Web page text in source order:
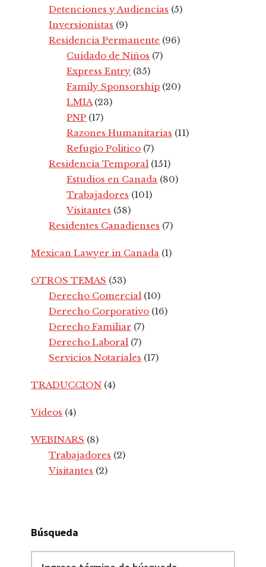
Detenciones y Audiencias (5)
Inversionistas (9)
Residencia Permanente (96)
Cuidado de Niños (7)
Express Entry (35)
Family Sponsorship (20)
LMIA(23)
PNP (17)
Razones Humanitarias (11)
Refugio Politico (7)
Residencia Temporal (151)
Estudios en Canada (80)
Trabajadores (101)
Visitantes (58)
Residentes Canadienses (7)
Mexican Lawyer in Canada (1)
OTROS TEMAS (53)
Derecho Comercial (10)
Derecho Corporativo (16)
Derecho Familiar (7)
Derecho Laboral (7)
Servicios Notariales (17)
TRADUCCION (4)
Videos (4)
WEBINARS (8)
Trabajadores (2)
Visitantes (2)
Búsqueda